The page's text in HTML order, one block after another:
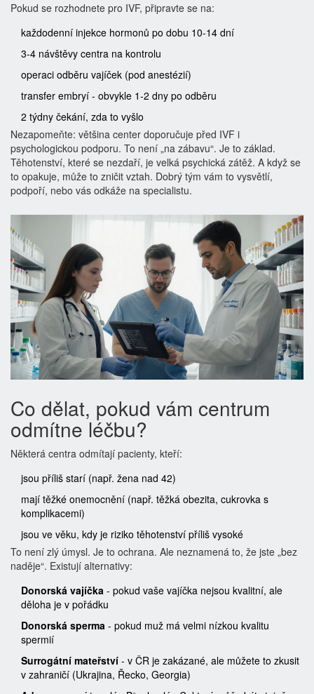
Pokud se rozhodnete pro IVF, připravte se na:
každodenní injekce hormonů po dobu 10-14 dní
3-4 návštěvy centra na kontrolu
operaci odběru vajíček (pod anestézií)
transfer embryí - obvykle 1-2 dny po odběru
2 týdny čekání, zda to vyšlo
Nezapomeňte: většina center doporučuje před IVF i
psychologickou podporu. To není „na zábavu“. Je to základ.
Těhotenství, které se nezdaří, je velká psychická zátěž. A když se
to opakuje, může to zničit vztah. Dobrý tým vám to vysvětlí,
podpoří, nebo vás odkáže na specialistu.
Co dělat, pokud vám centrum
odmítne léčbu?
Některá centra odmítají pacienty, kteří:
jsou příliš starí (např. žena nad 42)
mají těžké onemocnění (např. těžká obezita, cukrovka s
komplikacemi)
jsou ve věku, kdy je riziko těhotenství příliš vysoké
To není zlý úmysl. Je to ochrana. Ale neznamená to, že jste „bez
naděje“. Existují alternativy:
Donorská vajíčka - pokud vaše vajíčka nejsou kvalitní, ale
děloha je v pořádku
Donorská sperma - pokud muž má velmi nízkou kvalitu
spermií
Surrogátní mateřství - v ČR je zakázané, ale můžete to zkusit
v zahraničí (Ukrajina, Řecko, Georgia)